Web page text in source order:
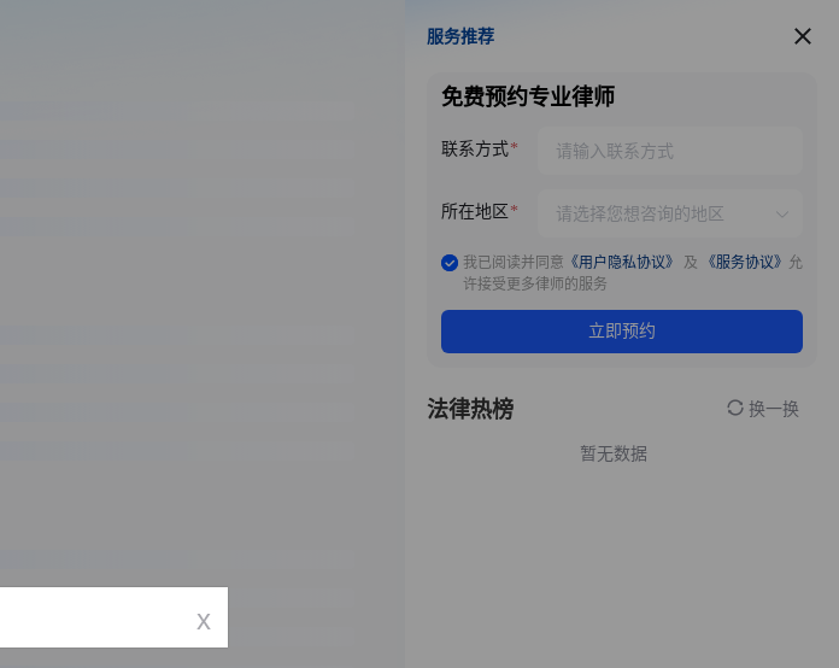
服务推荐
服务推荐
免费预约专业律师
联系方式
所在地区
我已阅读并同意 《用户隐私协议》 及 《服务协议》 允
许接受更多律师的服务
立即预约
法律热榜 换一换
暂无数据
x